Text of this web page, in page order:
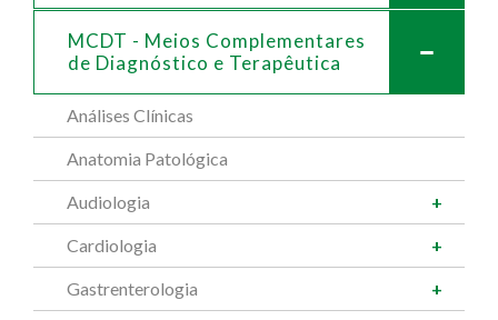
MCDT - Meios Complementares
de Diagnóstico e Terapêutica
Análises Clínicas
Anatomia Patológica
Audiologia
Cardiologia
Gastrenterologia